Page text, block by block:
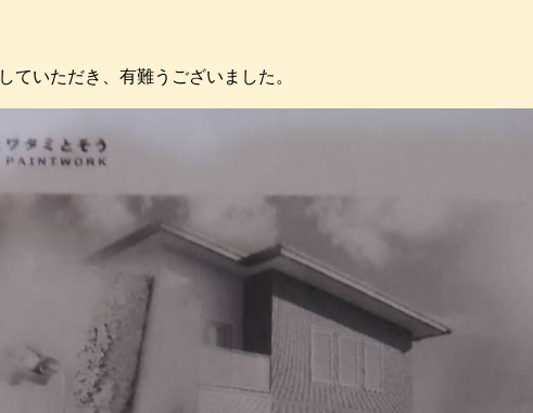
ていただき、有難うございました。